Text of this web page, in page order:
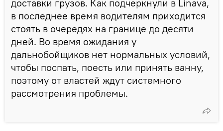
доставки грузов. Как подчеркнули в Linava,
в последнее время водителям приходится
стоять в очередях на границе до десяти
дней. Во время ожидания у
дальнобойщиков нет нормальных условий,
чтобы поспать, поесть или принять ванну,
поэтому от властей ждут системного
рассмотрения проблемы.